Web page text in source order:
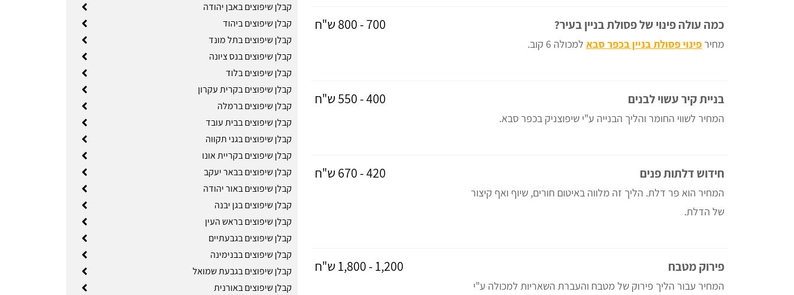
כמה עולה פינוי של פסולת בניין בעיר?
מחירפינוי פסולת בניין בכפר סבא למכולה 6 קוב.
700 - 800 ש"ח
בניית קיר עשוי לבנים
המחיר לשווי החומר והליך הבנייה ע"י שיפוצניק בכפר סבא.
400 - 550 ש"ח
חידוש דלתות פנים
המחיר הוא פר דלת. הליך זה מלווה באיטום חורים, שיוף ואף קיצור
של הדלת.
420 - 670 ש"ח
פירוק מטבח
המחיר עבור הליך פירוק של מטבח והעברת השאריות למכולה ע"י
1,200 - 1,800 ש"ח
קבלן שיפוצים באבן יהודה
קבלן שיפוצים ביהוד
קבלן שיפוצים בתל מונד
קבלן שיפוצים בנס ציונה
קבלן שיפוצים בלוד
קבלן שיפוצים בקרית עקרון
קבלן שיפוצים ברמלה
קבלן שיפוצים בבית עובד
קבלן שיפוצים בגני תקווה
קבלן שיפוצים בקריית אונו
קבלן שיפוצים בבאר יעקב
קבלן שיפוצים באור יהודה
קבלן שיפוצים בגן יבנה
קבלן שיפוצים בראש העין
קבלן שיפוצים בגבעתיים
קבלן שיפוצים בבנימינה
קבלן שיפוצים בגבעת שמואל
קבלן שיפוצים באורנית